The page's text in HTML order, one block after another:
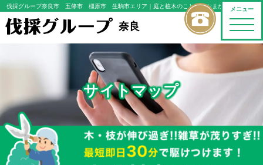
メニュー
toggle
伐採グループ奈良市 五條市 橿原市 生駒市エリア ｜庭と植木のことならおまかせください
奈良
サイトマップ